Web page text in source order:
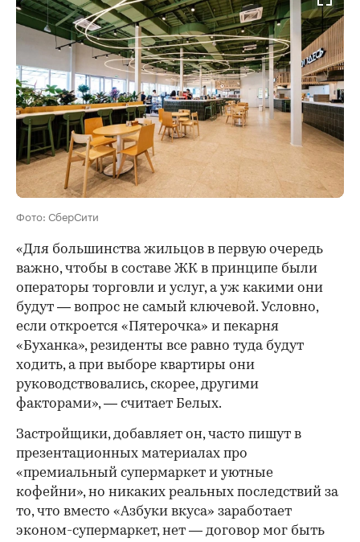
Фото: СберСити
«Для большинства жильцов в первую очередь
важно, чтобы в составе ЖК в принципе были
операторы торговли и услуг, а уж какими они
будут — вопрос не самый ключевой. Условно,
если откроется «Пятерочка» и пекарня
«Буханка», резиденты все равно туда будут
ходить, а при выборе квартиры они
руководствовались, скорее, другими
факторами», — считает Белых.
Застройщики, добавляет он, часто пишут в
презентационных материалах про
«премиальный супермаркет и уютные
кофейни», но никаких реальных последствий за
то, что вместо «Азбуки вкуса» заработает
эконом-супермаркет, нет — договор мог быть